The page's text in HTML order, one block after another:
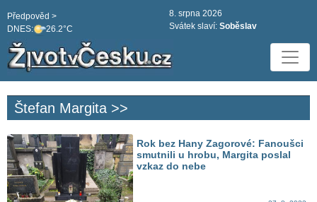
DNES: 26.2°C
Předpověd >
8. srpna 2026
Svátek slaví: Soběslav
Štefan Margita >>
Rok bez Hany Zagorové: Fanoušci
smutnili u hrobu, Margita poslal
vzkaz do nebe